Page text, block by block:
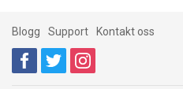
Blogg Support Kontakt oss